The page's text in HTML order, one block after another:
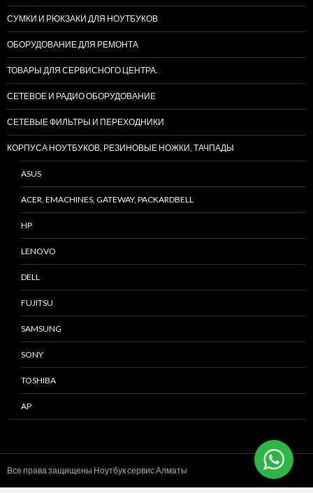
СУМКИ И РЮКЗАКИ ДЛЯ НОУТБУКОВ
ОБОРУДОВАНИЕ ДЛЯ РЕМОНТА
ТОВАРЫ ДЛЯ СЕРВИСНОГО ЦЕНТРА.
СЕТЕВОЕ И РАДИО ОБОРУДОВАНИЕ
СЕТЕВЫЕ ФИЛЬТРЫ И ПЕРЕХОДНИКИ
КОРПУСА НОУТБУКОВ, РЕЗИНОВЫЕ НОЖКИ, ТАЧПАДЫ
ASUS
ACER, EMACHINES, GATEWAY, PACKARDBELL
HP
LENOVO
DELL
FUJITSU
SAMSUNG
SONY
TOSHIBA
AP
Все права защищены Ноутбук сервисАлматы